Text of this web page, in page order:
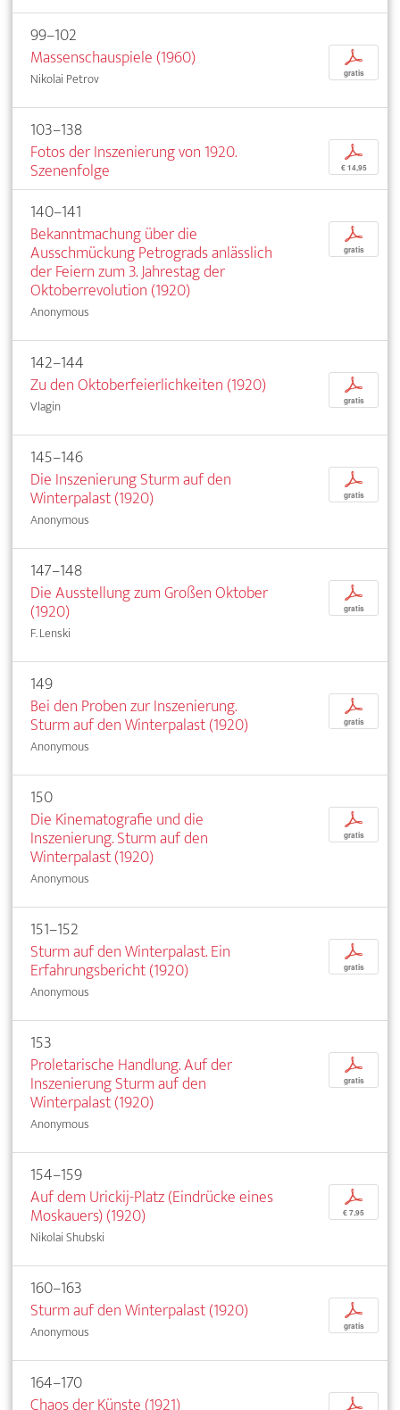
99–102
Massenschauspiele (1960)
Nikolai Petrov
p
gratis
103–138
Fotos der Inszenierung von 1920.
Szenenfolge
p
€ 14,95
140–141
Bekanntmachung über die
Ausschmückung Petrograds anlässlich
der Feiern zum 3. Jahrestag der
Oktoberrevolution (1920)
Anonymous
p
gratis
142–144
Zu den Oktoberfeierlichkeiten (1920)
Vlagin
p
gratis
145–146
Die Inszenierung Sturm auf den
Winterpalast (1920)
Anonymous
p
gratis
147–148
Die Ausstellung zum Großen Oktober
(1920)
F. Lenski
p
gratis
149
Bei den Proben zur Inszenierung.
Sturm auf den Winterpalast (1920)
Anonymous
p
gratis
150
Die Kinematografie und die
Inszenierung. Sturm auf den
Winterpalast (1920)
Anonymous
p
gratis
151–152
Sturm auf den Winterpalast. Ein
Erfahrungsbericht (1920)
Anonymous
p
gratis
153
Proletarische Handlung. Auf der
Inszenierung Sturm auf den
Winterpalast (1920)
Anonymous
p
gratis
154–159
Auf dem Urickij-Platz (Eindrücke eines
Moskauers) (1920)
Nikolai Shubski
p
€ 7,95
160–163
Sturm auf den Winterpalast (1920)
Anonymous
p
gratis
164–170
p